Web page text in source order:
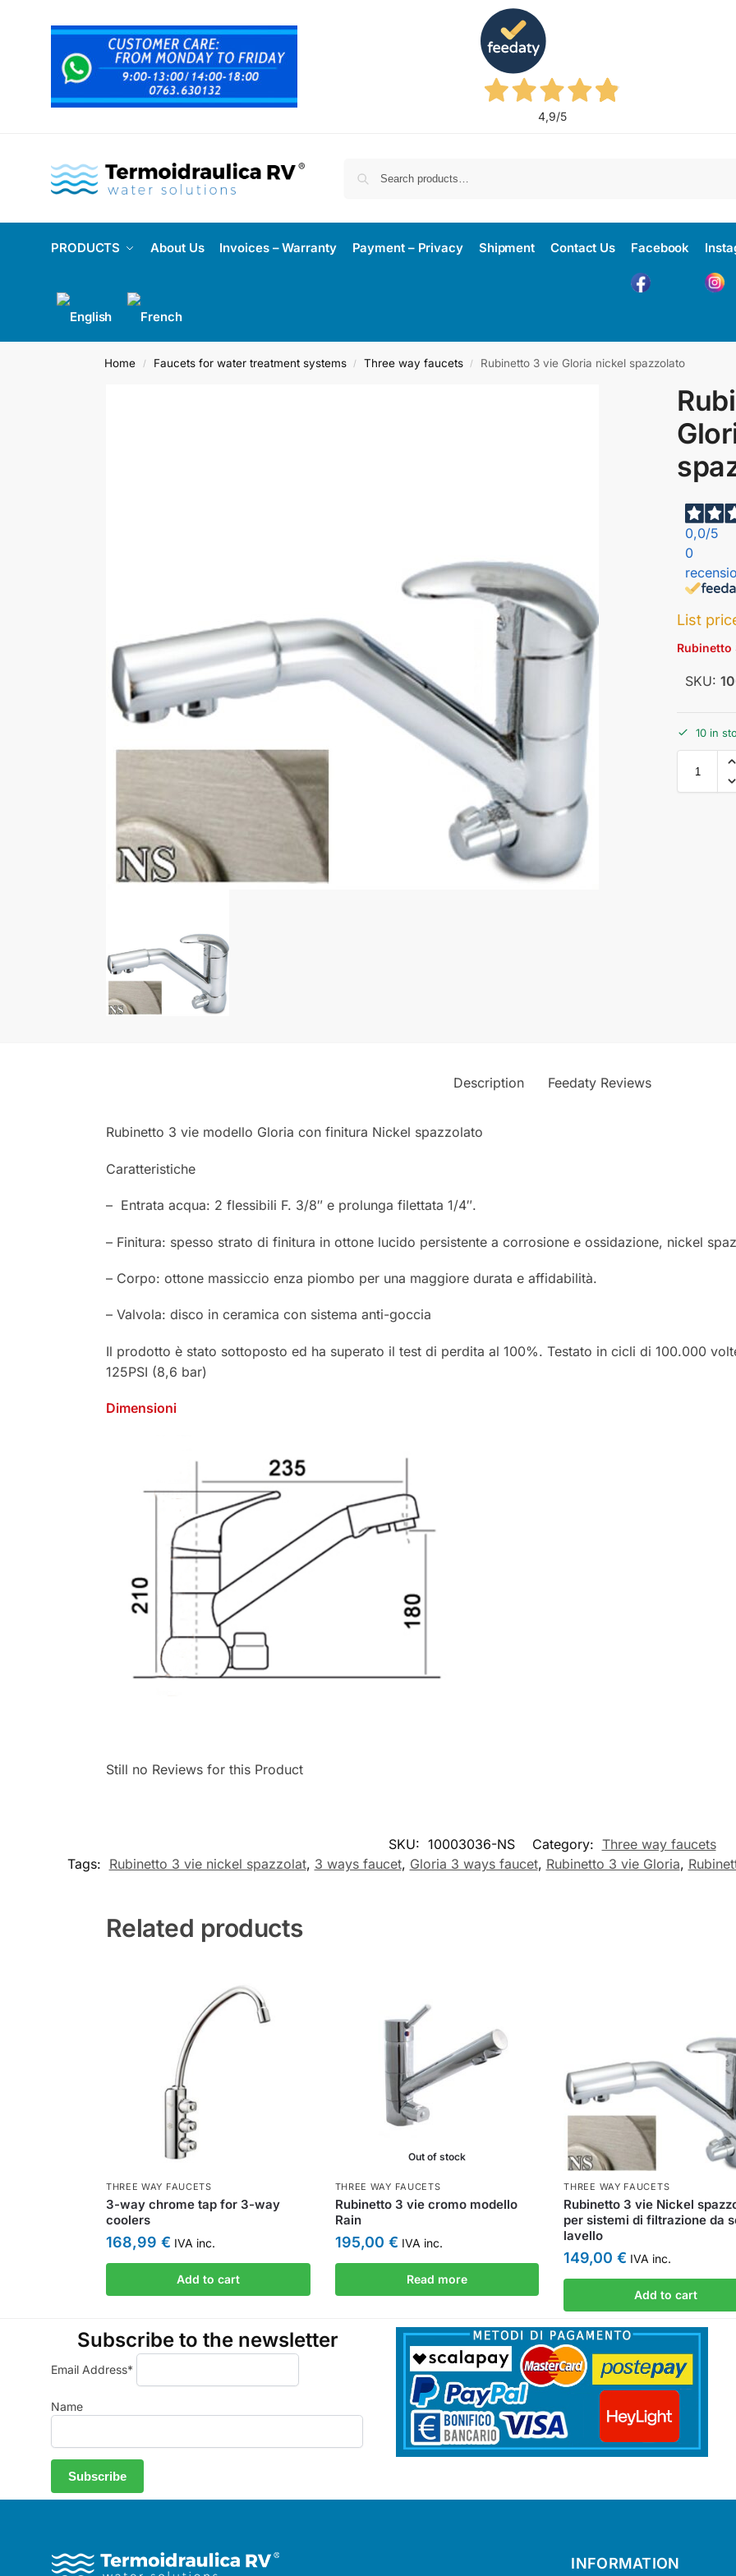
4,9/5
PRODUCTS About Us Invoices – Warranty Payment – Privacy Shipment Contact Us Facebook
Home / Faucets for water treatment systems / Three way faucets / Rubinetto 3 vie Gloria nickel spazzolato
0,0/5
0
List
SKU:
10 in
Description Feedaty Reviews
Rubinetto 3 vie modello Gloria con finitura Nickel spazzolato
Caratteristiche
– Entrata acqua: 2 flessibili F. 3/8″ e prolunga filettata 1/4″.
– Finitura: spesso strato di finitura in ottone lucido persistente a corrosione e ossidazione, nickel
– Corpo: ottone massiccio enza piombo per una maggiore durata e affidabilità.
– Valvola: disco in ceramica con sistema anti-goccia
Il prodotto è stato sottoposto ed ha superato il test di perdita al 100%. Testato in cicli di 100.000
125PSI (8,6 bar)
Dimensioni
Still no Reviews for this Product
SKU: 10003036-NS Category: Three way faucets
Tags: Rubinetto 3 vie nickel spazzolat, 3 ways faucet, Gloria 3 ways faucet, Rubinetto 3 vie Gloria,
Related products
THREE WAY FAUCETS
3-way chrome tap for 3-way
coolers
168,99 € IVA inc.
Add to cart
Out of stock
THREE WAY FAUCETS
Rubinetto 3 vie cromo modello
Rain
195,00 € IVA inc.
Read more
THREE WAY FAUCETS
Rubinetto 3 vie Nickel
per sistemi di filtrazione da
lavello
149,00€ IVA inc.
Add to cart
Subscribe to the newsletter
Email Address*
Name
INFORMATION